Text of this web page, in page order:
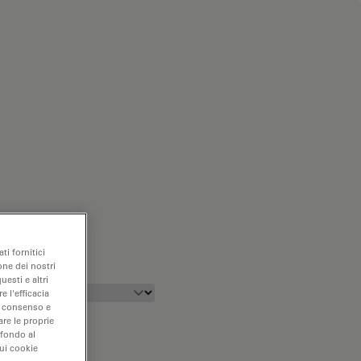
fornitici
dei nostri
e altri
l'efficacia
e
le proprie
al
cookie